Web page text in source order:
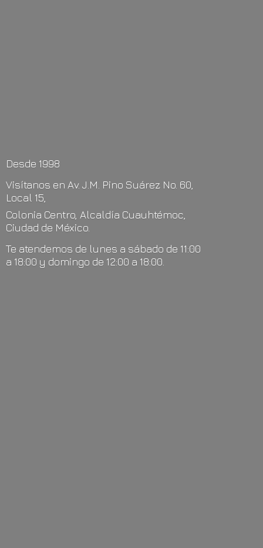
Desde 1998
Visítanos en Av. J.M. Pino Suárez No. 60,
Local 15,
Colonia Centro, Alcaldía Cuauhtémoc,
Ciudad de México.
Te atendemos de lunes a sábado de 11:00
a 18:00 y domingo de 12:00 a 18:00.